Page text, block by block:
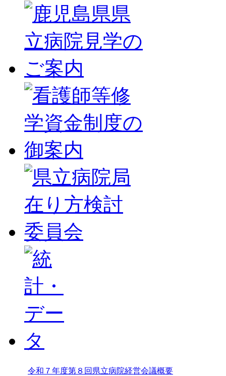
令和７年度第８回県立病院経営会議概要